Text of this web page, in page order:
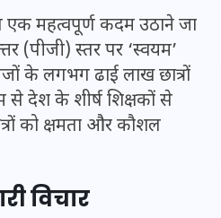
एक महत्वपूर्ण कदम उठाने जा
(पीजी) स्तर पर ‘स्वयम’
के लगभग ढाई लाख छात्रों
से देश के शीर्ष शिक्षकों से
को क्षमता और कौशल
विचार
अगस्त 2025